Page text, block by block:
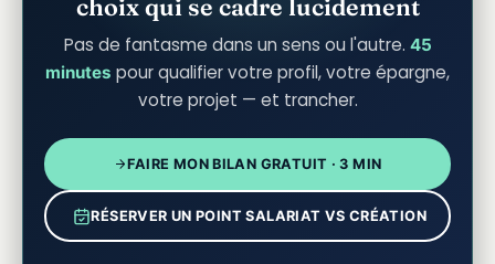
choix qui se cadre lucidement
Pas de fantasme dans un sens ou l'autre. 45
minutes pour qualifier votre profil, votre épargne,
votre projet — et trancher.
FAIRE MON BILAN GRATUIT · 3 MIN
RÉSERVER UN POINT SALARIAT VS CRÉATION